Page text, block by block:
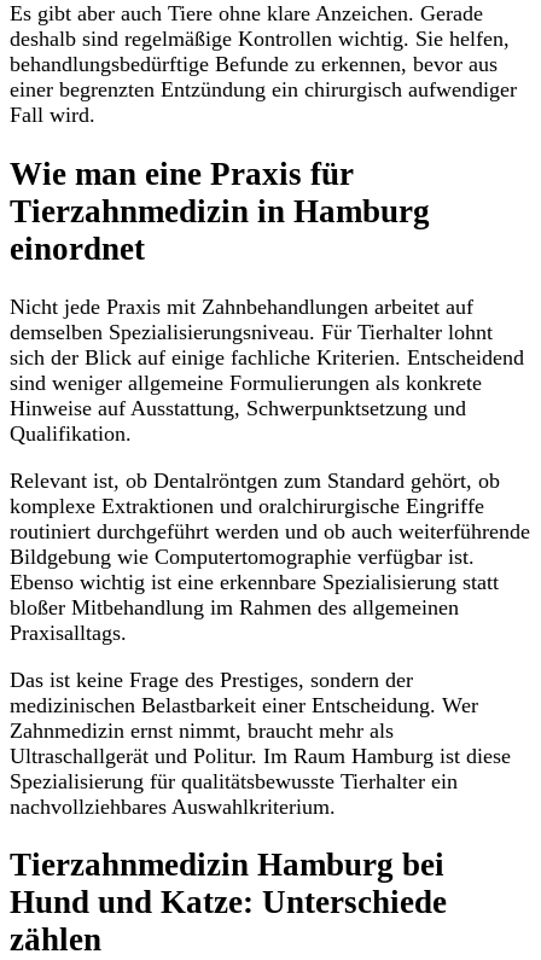
Es gibt aber auch Tiere ohne klare Anzeichen. Gerade
deshalb sind regelmäßige Kontrollen wichtig. Sie helfen,
behandlungsbedürftige Befunde zu erkennen, bevor aus
einer begrenzten Entzündung ein chirurgisch aufwendiger
Fall wird.
Wie man eine Praxis für
Tierzahnmedizin in Hamburg
einordnet
Nicht jede Praxis mit Zahnbehandlungen arbeitet auf
demselben Spezialisierungsniveau. Für Tierhalter lohnt
sich der Blick auf einige fachliche Kriterien. Entscheidend
sind weniger allgemeine Formulierungen als konkrete
Hinweise auf Ausstattung, Schwerpunktsetzung und
Qualifikation.
Relevant ist, ob Dentalröntgen zum Standard gehört, ob
komplexe Extraktionen und oralchirurgische Eingriffe
routiniert durchgeführt werden und ob auch weiterführende
Bildgebung wie Computertomographie verfügbar ist.
Ebenso wichtig ist eine erkennbare Spezialisierung statt
bloßer Mitbehandlung im Rahmen des allgemeinen
Praxisalltags.
Das ist keine Frage des Prestiges, sondern der
medizinischen Belastbarkeit einer Entscheidung. Wer
Zahnmedizin ernst nimmt, braucht mehr als
Ultraschallgerät und Politur. Im Raum Hamburg ist diese
Spezialisierung für qualitätsbewusste Tierhalter ein
nachvollziehbares Auswahlkriterium.
Tierzahnmedizin Hamburg bei
Hund und Katze: Unterschiede
zählen